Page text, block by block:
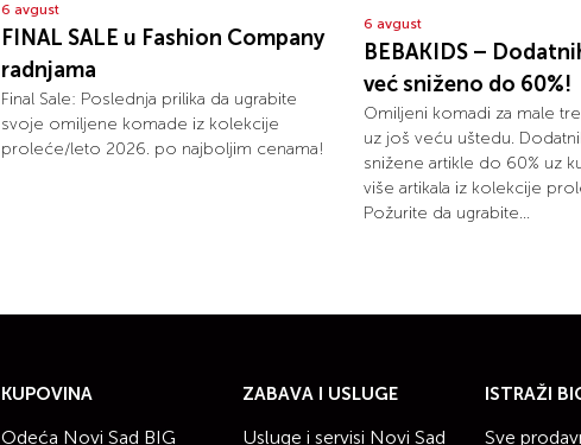
6 avgust
FINAL SALE u Fashion Company
radnjama
Final Sale: Poslednja prilika da ugrabite
svoje omiljene komade iz kolekcije
proleće/leto 2026. po najboljim cenama!
6 avgust
BEBAKIDS –
već sniženo do 60%!
Omiljeni komadi za male
uz još veću uštedu.
snižene artikle do 60% uz
više artikala iz kolekcije
Požurite da ugrabite...
KUPOVINA
Odeća Novi Sad BIG
ZABAVA I USLUGE
Usluge i servisi Novi Sad
ISTRAŽI
Sve